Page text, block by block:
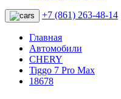
+7 (861) 263-48-14
Главная
Автомобили
CHERY
Tiggo 7 Pro Max
18678